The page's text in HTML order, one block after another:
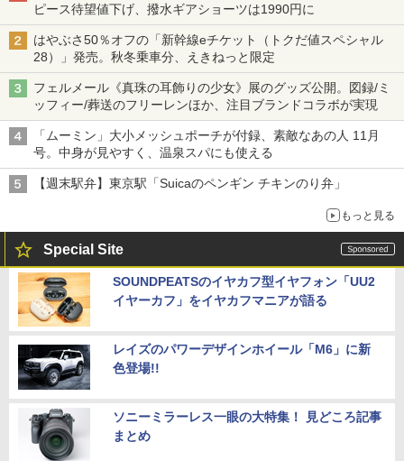
ピース待望値下げ、撥水ギアショーツは1990円に
はやぶさ50％オフの「新幹線eチケット（トクだ値スペシャル
28）」発売。秋冬乗車分、えきねっと限定
フェルメール《真珠の耳飾りの少女》展のグッズ公開。図録/ミ
ッフィー/葬送のフリーレンほか、注目ブランドコラボが実現
「ムーミン」大小メッシュポーチが付録、素敵なあの人 11月
号。中身が見やすく、温泉スパにも使える
【週末駅弁】東京駅「Suicaのペンギン チキンのり弁」
もっと見る
Special Site
SOUNDPEATSのイヤカフ型イヤフォン「UU2
イヤーカフ」をイヤカフマニアが語る
レイズのパワーデザインホイール「M6」に新
色登場!!
ソニーミラーレス一眼の大特集！ 見どころ記事
まとめ